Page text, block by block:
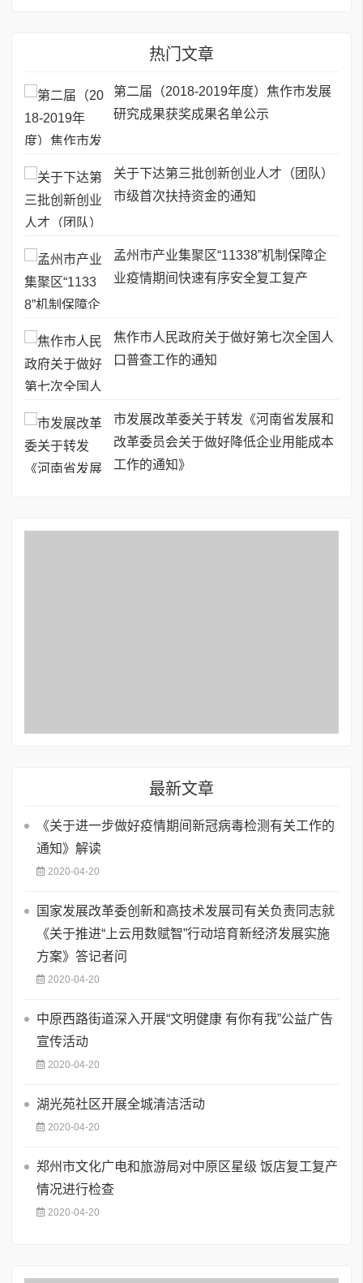
热门文章
第二届（2018-2019年度）焦作市发展
研究成果获奖成果名单公示
关于下达第三批创新创业人才（团队）
市级首次扶持资金的通知
孟州市产业集聚区“11338”机制保障企
业疫情期间快速有序安全复工复产
焦作市人民政府关于做好第七次全国人
口普查工作的通知
市发展改革委关于转发《河南省发展和
改革委员会关于做好降低企业用能成本
工作的通知》
最新文章
《关于进一步做好疫情期间新冠病毒检测有关工作的
通知》解读
2020-04-20
国家发展改革委创新和高技术发展司有关负责同志就
《关于推进“上云用数赋智”行动培育新经济发展实施
方案》答记者问
2020-04-20
中原西路街道深入开展“文明健康 有你有我”公益广告
宣传活动
2020-04-20
湖光苑社区开展全城清洁活动
2020-04-20
郑州市文化广电和旅游局对中原区星级 饭店复工复产
情况进行检查
2020-04-20